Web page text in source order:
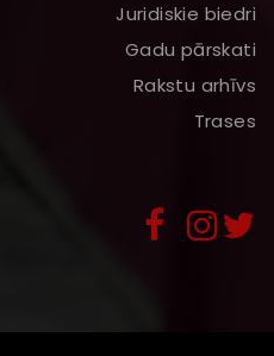
Juridiskie biedri
Gadu pārskati
Rakstu arhīvs
Trases